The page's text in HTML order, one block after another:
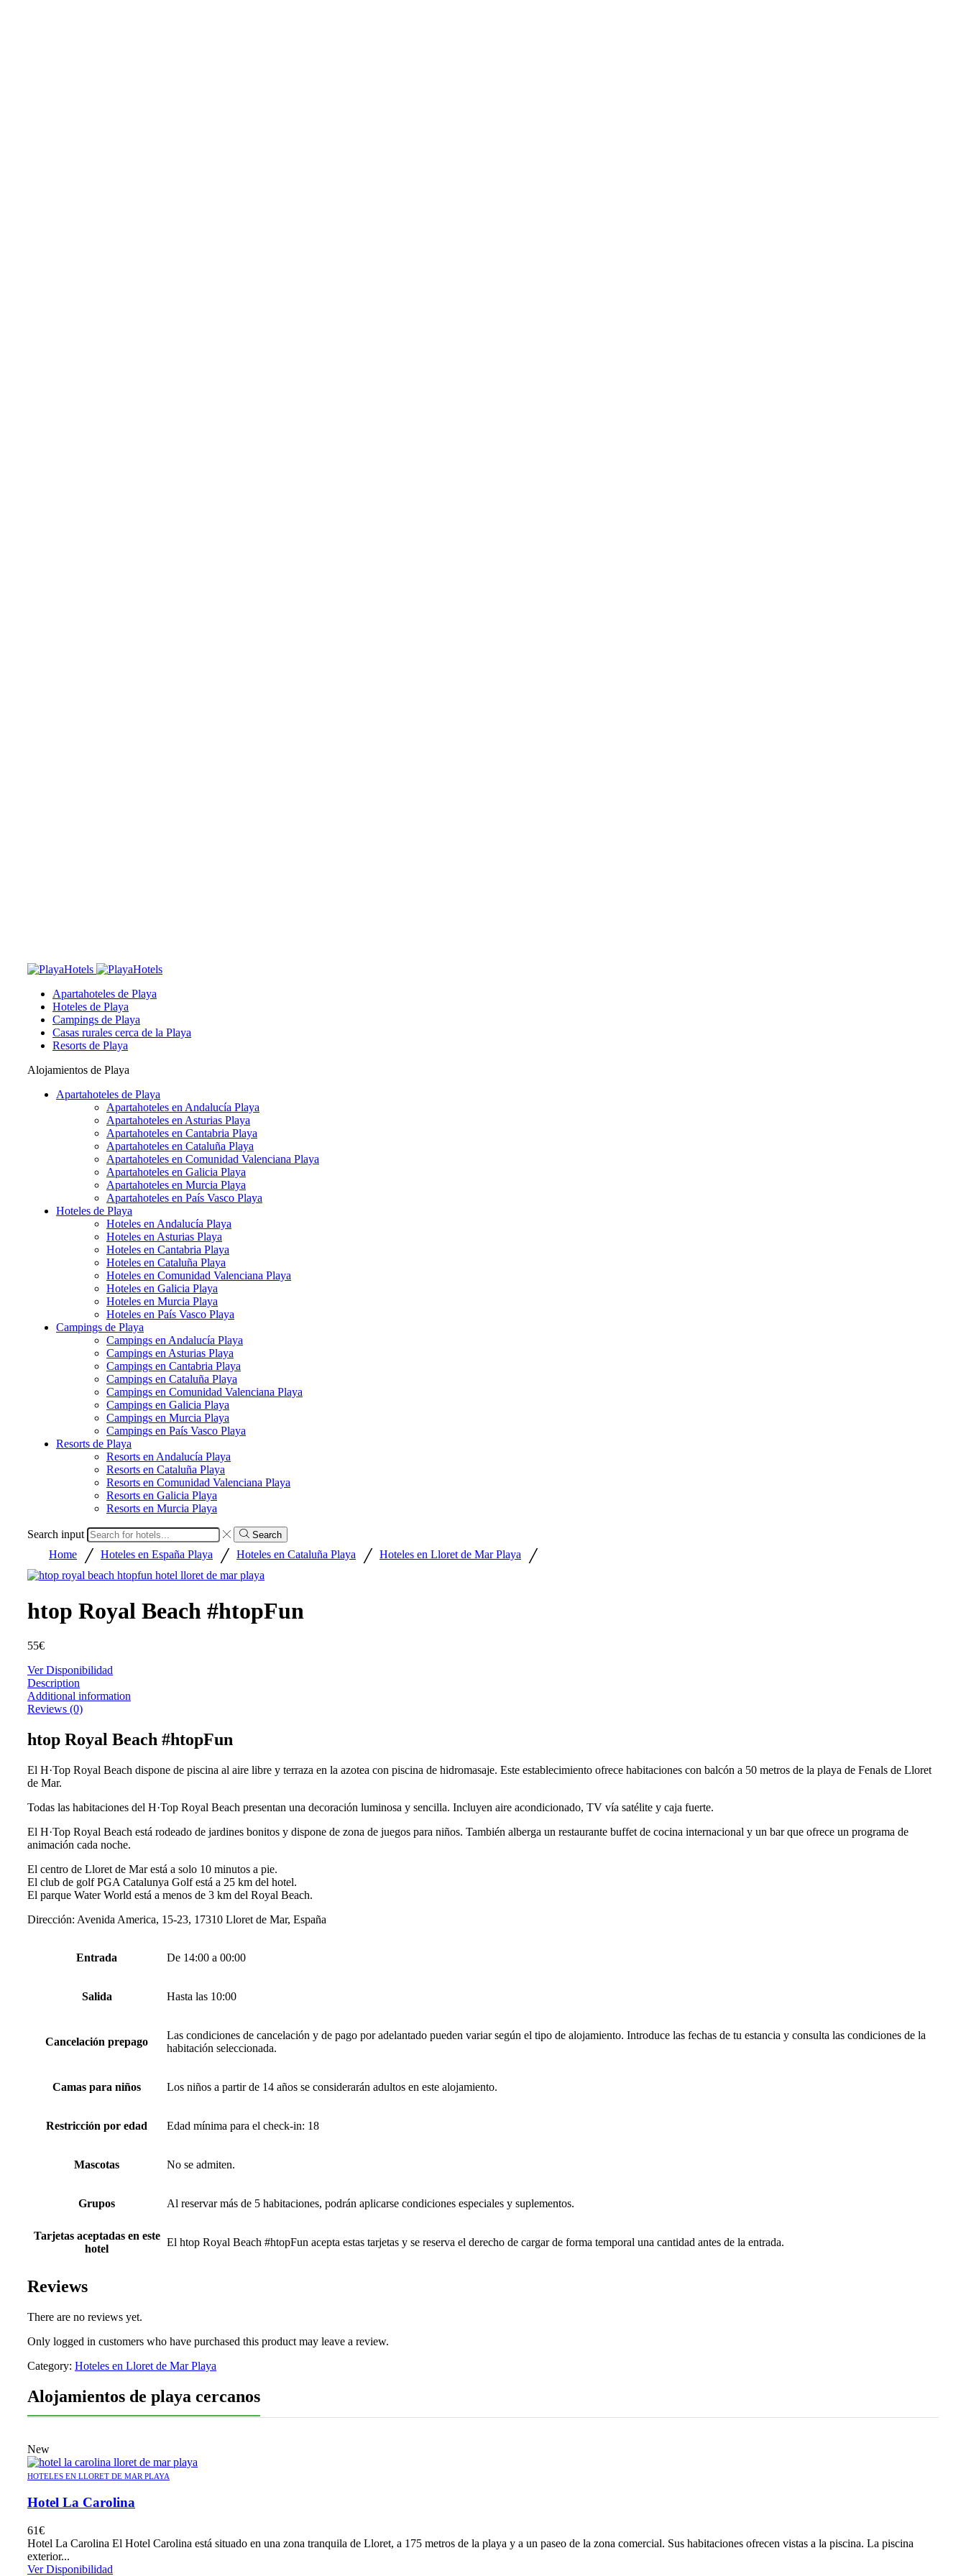
Apartahoteles de Playa
Hoteles de Playa
Campings de Playa
Casas rurales cerca de la Playa
Resorts de Playa
Alojamientos de Playa
Apartahoteles de Playa
Apartahoteles en Andalucía Playa
Apartahoteles en Asturias Playa
Apartahoteles en Cantabria Playa
Apartahoteles en Cataluña Playa
Apartahoteles en Comunidad Valenciana Playa
Apartahoteles en Galicia Playa
Apartahoteles en Murcia Playa
Apartahoteles en País Vasco Playa
Hoteles de Playa
Hoteles en Andalucía Playa
Hoteles en Asturias Playa
Hoteles en Cantabria Playa
Hoteles en Cataluña Playa
Hoteles en Comunidad Valenciana Playa
Hoteles en Galicia Playa
Hoteles en Murcia Playa
Hoteles en País Vasco Playa
Campings de Playa
Campings en Andalucía Playa
Campings en Asturias Playa
Campings en Cantabria Playa
Campings en Cataluña Playa
Campings en Comunidad Valenciana Playa
Campings en Galicia Playa
Campings en Murcia Playa
Campings en País Vasco Playa
Resorts de Playa
Resorts en Andalucía Playa
Resorts en Cataluña Playa
Resorts en Comunidad Valenciana Playa
Resorts en Galicia Playa
Resorts en Murcia Playa
Search input Search
Home / Hoteles en España Playa / Hoteles en Cataluña Playa / Hoteles en Lloret de Mar Playa /
htop Royal Beach #htopFun
55€
Ver Disponibilidad
Description
Additional information
Reviews (0)
htop Royal Beach #htopFun
El H·Top Royal Beach dispone de piscina al aire libre y terraza en la azotea con piscina de hidromasaje. Este establecimiento ofrece habitaciones con balcón a 50 metros de la playa de Fenals de Lloret
de Mar.
Todas las habitaciones del H·Top Royal Beach presentan una decoración luminosa y sencilla. Incluyen aire acondicionado, TV vía satélite y caja fuerte.
El H·Top Royal Beach está rodeado de jardines bonitos y dispone de zona de juegos para niños. También alberga un restaurante buffet de cocina internacional y un bar que ofrece un programa de
animación cada noche.
El centro de Lloret de Mar está a solo 10 minutos a pie.
El club de golf PGA Catalunya Golf está a 25 km del hotel.
El parque Water World está a menos de 3 km del Royal Beach.
Dirección: Avenida America, 15-23, 17310 Lloret de Mar, España
Entrada De 14:00 a 00:00
Salida Hasta las 10:00
Cancelación prepago
Las condiciones de cancelación y de pago por adelantado pueden variar según el tipo de alojamiento. Introduce las fechas de tu estancia y consulta las condiciones de la
habitación seleccionada.
Camas para niños Los niños a partir de 14 años se considerarán adultos en este alojamiento.
Restricción por edad Edad mínima para el check-in: 18
Mascotas No se admiten.
Grupos Al reservar más de 5 habitaciones, podrán aplicarse condiciones especiales y suplementos.
Tarjetas aceptadas en este
hotel
El htop Royal Beach #htopFun acepta estas tarjetas y se reserva el derecho de cargar de forma temporal una cantidad antes de la entrada.
Reviews
There are no reviews yet.
Only logged in customers who have purchased this product may leave a review.
Category: Hoteles en Lloret de Mar Playa
Alojamientos de playa cercanos
New
HOTELES EN LLORET DE MAR PLAYA
Hotel La Carolina
61€
Hotel La Carolina El Hotel Carolina está situado en una zona tranquila de Lloret, a 175 metros de la playa y a un paseo de la zona comercial. Sus habitaciones ofrecen vistas a la piscina. La piscina
exterior...
Ver Disponibilidad